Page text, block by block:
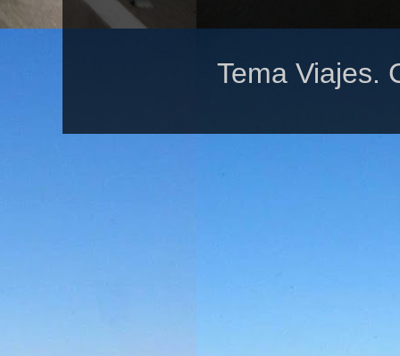
Tema Viajes.